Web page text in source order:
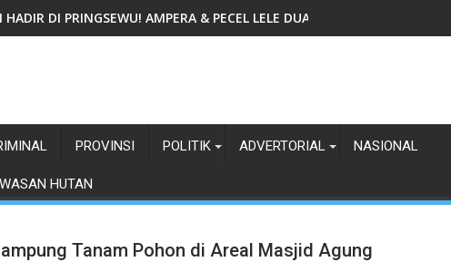
HADIR DI PRINGSEWU! AMPERA & PECEL LELE DUA GADIS TAWARKAN
PROVINSI POLITIK ADVERTORIAL NASIONAL
HUTAN
Tanam Pohon di Areal Masjid Agung